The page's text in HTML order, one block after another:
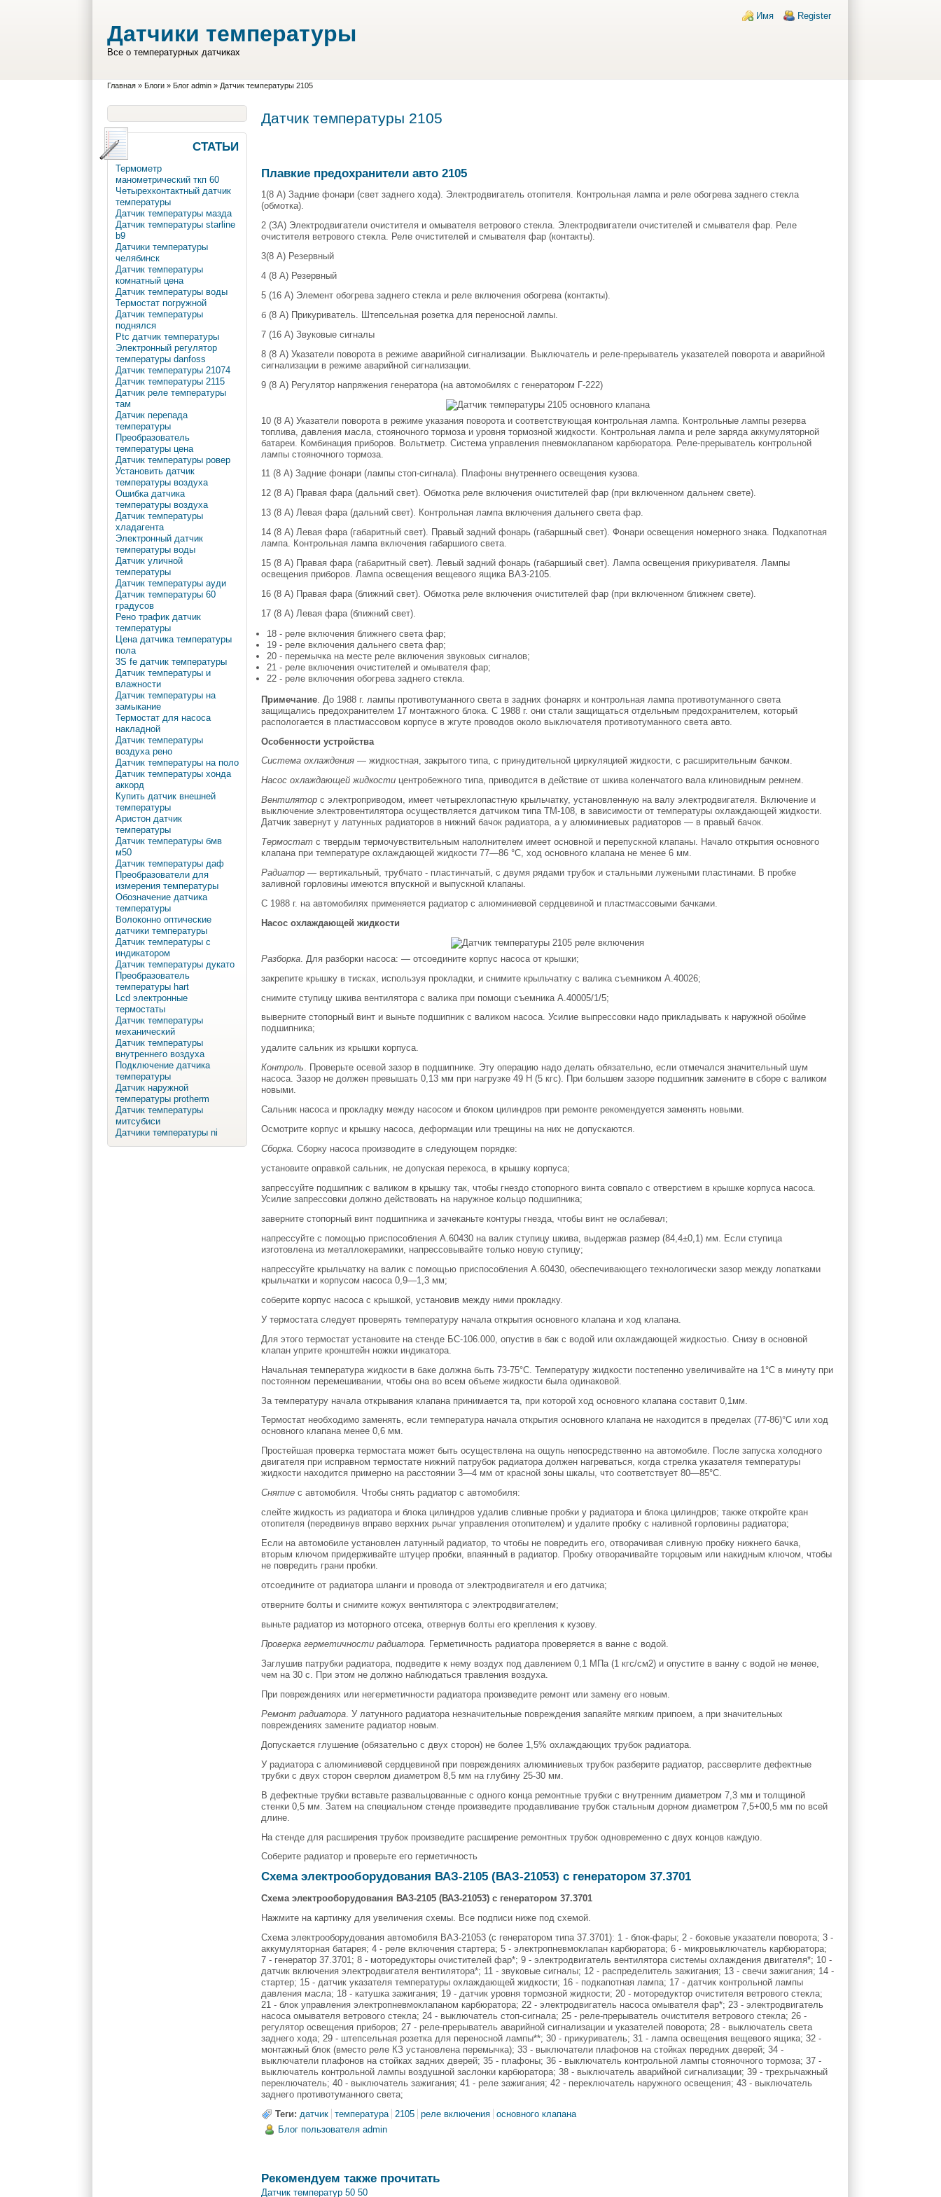
Login links
Имя Register
Датчики температуры
Все о температурных датчиках
Вы здесь
Главная» Блоги» Блог admin» Датчик температуры 2105
СТАТЬИ
Термометр
манометрический ткп 60
Четырехконтактный датчик
температуры
Датчик температуры мазда
Датчик температуры starline
b9
Датчики температуры
челябинск
Датчик температуры
комнатный цена
Датчик температуры воды
Термостат погружной
Датчик температуры
поднялся
Ptc датчик температуры
Электронный регулятор
температуры danfoss
Датчик температуры 21074
Датчик температуры 2115
Датчик реле температуры
там
Датчик перепада
температуры
Преобразователь
температуры цена
Датчик температуры ровер
Установить датчик
температуры воздуха
Ошибка датчика
температуры воздуха
Датчик температуры
хладагента
Электронный датчик
температуры воды
Датчик уличной
температуры
Датчик температуры ауди
Датчик температуры 60
градусов
Рено трафик датчик
температуры
Цена датчика температуры
пола
3S fe датчик температуры
Датчик температуры и
влажности
Датчик температуры на
замыкание
Термостат для насоса
накладной
Датчик температуры
воздуха рено
Датчик температуры на поло
Датчик температуры хонда
аккорд
Купить датчик внешней
температуры
Аристон датчик
температуры
Датчик температуры бмв
м50
Датчик температуры даф
Преобразователи для
измерения температуры
Обозначение датчика
температуры
Волоконно оптические
датчики температуры
Датчик температуры с
индикатором
Датчик температуры дукато
Преобразователь
температуры hart
Lcd электронные
термостаты
Датчик температуры
механический
Датчик температуры
внутреннего воздуха
Подключение датчика
температуры
Датчик наружной
температуры protherm
Датчик температуры
митсубиси
Датчики температуры ni
Датчик температуры 2105
Плавкие предохранители авто 2105
1(8 А) Задние фонари (свет заднего хода). Электродвигатель отопителя. Контрольная лампа и реле обогрева заднего стекла
(обмотка).
2 (ЗА) Электродвигатели очистителя и омывателя ветрового стекла. Электродвигатели очистителей и смывателя фар. Реле
очистителя ветрового стекла. Реле очистителей и смывателя фар (контакты).
3(8 А) Резервный
4 (8 А) Резервный
5 (16 А) Элемент обогрева заднего стекла и реле включения обогрева (контакты).
б (8 А) Прикуриватель. Штепсельная розетка для переносной лампы.
7 (16 А) Звуковые сигналы
8 (8 А) Указатели поворота в режиме аварийной сигнализации. Выключатель и реле-прерыватель указателей поворота и аварийной
сигнализации в режиме аварийной сигнализации.
9 (8 А) Регулятор напряжения генератора (на автомобилях с генератором Г-222)
10 (8 А) Указатели поворота в режиме указания поворота и соответствующая контрольная лампа. Контрольные лампы резерва
топлива, давления масла, стояночного тормоза и уровня тормозной жидкости. Контрольная лампа и реле заряда аккумуляторной
батареи. Комбинация приборов. Вольтметр. Система управления пневмоклапаном карбюратора. Реле-прерыватель контрольной
лампы стояночного тормоза.
11 (8 А) Задние фонари (лампы стоп-сигнала). Плафоны внутреннего освещения кузова.
12 (8 А) Правая фара (дальний свет). Обмотка реле включения очистителей фар (при включенном дальнем свете).
13 (8 А) Левая фара (дальний свет). Контрольная лампа включения дальнего света фар.
14 (8 А) Левая фара (габаритный свет). Правый задний фонарь (габаршный свет). Фонари освещения номерного знака. Подкапотная
лампа. Контрольная лампа включения габаршиого света.
15 (8 А) Правая фара (габаритный свет). Левый задний фонарь (габаршиый свет). Лампа освещения прикуривателя. Лампы
освещения приборов. Лампа освещения вещевого ящика ВАЗ-2105.
16 (8 А) Правая фара (ближний свет). Обмотка реле включения очистителей фар (при включенном ближнем свете).
17 (8 А) Левая фара (ближний свет).
18 - реле включения ближнего света фар;
19 - реле включения дальнего света фар;
20 - перемычка на месте реле включения звуковых сигналов;
21 - реле включения очистителей и омывателя фар;
22 - реле включения обогрева заднего стекла.
Примечание . До 1988 г. лампы противотуманного света в задних фонарях и контрольная лампа противотуманного света
защищались предохранителем 17 монтажного блока. С 1988 г. они стали защищаться отдельным предохранителем, который
распологается в пластмассовом корпусе в жгуте проводов около выключателя противотуманного света авто.
Особенности устройства
Система охлаждения — жидкостная, закрытого типа, с принудительной циркуляцией жидкости, с расширительным бачком.
Насос охлаждающей жидкости центробежного типа, приводится в действие от шкива коленчатого вала клиновидным ремнем.
Вентилятор с электроприводом, имеет четырехлопастную крыльчатку, установленную на валу электродвигателя. Включение и
выключение электровентилятора осуществляется датчиком типа ТМ-108, в зависимости от температуры охлаждающей жидкости.
Датчик завернут у латунных радиаторов в нижний бачок радиатора, а у алюминиевых радиаторов — в правый бачок.
Термостат с твердым термочувствительным наполнителем имеет основной и перепускной клапаны. Начало открытия основного
клапана при температуре охлаждающей жидкости 77—86 °С, ход основного клапана не менее 6 мм.
Радиатор — вертикальный, трубчато - пластинчатый, с двумя рядами трубок и стальными лужеными пластинами. В пробке
заливной горловины имеются впускной и выпускной клапаны.
С 1988 г. на автомобилях применяется радиатор с алюминиевой сердцевиной и пластмассовыми бачками.
Насос охлаждающей жидкости
Разборка . Для разборки насоса: — отсоедините корпус насоса от крышки;
закрепите крышку в тисках, используя прокладки, и снимите крыльчатку с валика съемником А.40026;
снимите ступицу шкива вентилятора с валика при помощи съемника А.40005/1/5;
выверните стопорный винт и выньте подшипник с валиком насоса. Усилие выпрессовки надо прикладывать к наружной обойме
подшипника;
удалите сальник из крышки корпуса.
Контроль. Проверьте осевой зазор в подшипнике. Эту операцию надо делать обязательно, если отмечался значительный шум
насоса. Зазор не должен превышать 0,13 мм при нагрузке 49 Н (5 кгс). При большем зазоре подшипник замените в сборе с валиком
новыми.
Сальник насоса и прокладку между насосом и блоком цилиндров при ремонте рекомендуется заменять новыми.
Осмотрите корпус и крышку насоса, деформации или трещины на них не допускаются.
Сборка. Сборку насоса производите в следующем порядке:
установите оправкой сальник, не допуская перекоса, в крышку корпуса;
запрессуйте подшипник с валиком в крышку так, чтобы гнездо стопорного винта совпало с отверстием в крышке корпуса насоса.
Усилие запрессовки должно действовать на наружное кольцо подшипника;
заверните стопорный винт подшипника и зачеканьте контуры гнезда, чтобы винт не ослабевал;
напрессуйте с помощью приспособления А.60430 на валик ступицу шкива, выдержав размер (84,4±0,1) мм. Если ступица
изготовлена из металлокерамики, напрессовывайте только новую ступицу;
напрессуйте крыльчатку на валик с помощью приспособления А.60430, обеспечивающего технологически зазор между лопатками
крыльчатки и корпусом насоса 0,9—1,3 мм;
соберите корпус насоса с крышкой, установив между ними прокладку.
У термостата следует проверять температуру начала открытия основного клапана и ход клапана.
Для этого термостат установите на стенде БС-106.000, опустив в бак с водой или охлаждающей жидкостью. Снизу в основной
клапан уприте кронштейн ножки индикатора.
Начальная температура жидкости в баке должна быть 73-75°С. Температуру жидкости постепенно увеличивайте на 1°С в минуту при
постоянном перемешивании, чтобы она во всем объеме жидкости была одинаковой.
За температуру начала открывания клапана принимается та, при которой ход основного клапана составит 0,1мм.
Термостат необходимо заменять, если температура начала открытия основного клапана не находится в пределах (77-86)°С или ход
основного клапана менее 0,6 мм.
Простейшая проверка термостата может быть осуществлена на ощупь непосредственно на автомобиле. После запуска холодного
двигателя при исправном термостате нижний патрубок радиатора должен нагреваться, когда стрелка указателя температуры
жидкости находится примерно на расстоянии 3—4 мм от красной зоны шкалы, что соответствует 80—85°С.
Снятие с автомобиля. Чтобы снять радиатор с автомобиля:
слейте жидкость из радиатора и блока цилиндров удалив сливные пробки у радиатора и блока цилиндров; также откройте кран
отопителя (передвинув вправо верхних рычаг управления отопителем) и удалите пробку с наливной горловины радиатора;
Если на автомобиле установлен латунный радиатор, то чтобы не повредить его, отворачивая сливную пробку нижнего бачка,
вторым ключом придерживайте штуцер пробки, впаянный в радиатор. Пробку отворачивайте торцовым или накидным ключом, чтобы
не повредить грани пробки.
отсоедините от радиатора шланги и провода от электродвигателя и его датчика;
отверните болты и снимите кожух вентилятора с электродвигателем;
выньте радиатор из моторного отсека, отвернув болты его крепления к кузову.
Проверка герметичности радиатора.
Герметичность радиатора проверяется в ванне с водой.
Заглушив патрубки радиатора, подведите к нему воздух под давлением 0,1 МПа (1 кгс/см2) и опустите в ванну с водой не менее,
чем на 30 с. При этом не должно наблюдаться травления воздуха.
При повреждениях или негерметичности радиатора произведите ремонт или замену его новым.
Ремонт радиатора . У латунного радиатора незначительные повреждения запаяйте мягким припоем, а при значительных
повреждениях замените радиатор новым.
Допускается глушение (обязательно с двух сторон) не более 1,5% охлаждающих трубок радиатора.
У радиатора с алюминиевой сердцевиной при повреждениях алюминиевых трубок разберите радиатор, рассверлите дефектные
трубки с двух сторон сверлом диаметром 8,5 мм на глубину 25-30 мм.
В дефектные трубки вставьте развальцованные с одного конца ремонтные трубки с внутренним диаметром 7,3 мм и толщиной
стенки 0,5 мм. Затем на специальном стенде произведите продавливание трубок стальным дорном диаметром 7,5+00,5 мм по всей
длине.
На стенде для расширения трубок произведите расширение ремонтных трубок одновременно с двух концов каждую.
Соберите радиатор и проверьте его герметичность
Схема электрооборудования ВАЗ-2105 (ВАЗ-21053) с генератором 37.3701
Схема электрооборудования ВАЗ-2105 (ВАЗ-21053) с генератором 37.3701
Нажмите на картинку для увеличения схемы. Все подписи ниже под схемой.
Схема электрооборудования автомобиля ВАЗ-21053 (с генератором типа 37.3701): 1 - блок-фары; 2 - боковые указатели поворота; 3 -
аккумуляторная батарея; 4 - реле включения стартера; 5 - электропневмоклапан карбюратора; 6 - микровыключатель карбюратора;
7 - генератор 37.3701; 8 - моторедукторы очистителей фар*; 9 - электродвигатель вентилятора системы охлаждения двигателя*; 10 -
датчик включения электродвигателя вентилятора*; 11 - звуковые сигналы; 12 - распределитель зажигания; 13 - свечи зажигания; 14 -
стартер; 15 - датчик указателя температуры охлаждающей жидкости; 16 - подкапотная лампа; 17 - датчик контрольной лампы
давления масла; 18 - катушка зажигания; 19 - датчик уровня тормозной жидкости; 20 - моторедуктор очистителя ветрового стекла;
21 - блок управления электропневмоклапаном карбюратора; 22 - электродвигатель насоса омывателя фар*; 23 - электродвигатель
насоса омывателя ветрового стекла; 24 - выключатель стоп-сигнала; 25 - реле-прерыватель очистителя ветрового стекла; 26 -
регулятор освещения приборов; 27 - реле-прерыватель аварийной сигнализации и указателей поворота; 28 - выключатель света
заднего хода; 29 - штепсельная розетка для переносной лампы**; 30 - прикуриватель; 31 - лампа освещения вещевого ящика; 32 -
монтажный блок (вместо реле КЗ установлена перемычка); 33 - выключатели плафонов на стойках передних дверей; 34 -
выключатели плафонов на стойках задних дверей; 35 - плафоны; 36 - выключатель контрольной лампы стояночного тормоза; 37 -
выключатель контрольной лампы воздушной заслонки карбюратора; 38 - выключатель аварийной сигнализации; 39 - трехрычажный
переключатель; 40 - выключатель зажигания; 41 - реле зажигания; 42 - переключатель наружного освещения; 43 - выключатель
заднего противотуманного света;
Теги: датчик температура 2105 реле включения
основного клапана
Блог пользователя admin
Рекомендуем также прочитать
Датчик температур 50 50